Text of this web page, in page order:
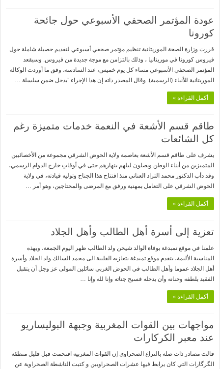
عودة المؤتمر الصحفي الأسبوعي حول جائحة
كورونا
قررت وزارة الصحة الموريتانية تنظيم مؤتمر صحفي أسبوعي لتقديم حصيلة شاملة حول
فيروس كورونا في موريتانيا ، وذلك بالتزامن مع موجة جديدة من فيروس. وسيقعد
المؤتمر الصحفي الأسبوعي مساء كل يوم خميس، عند السادسة، وفق ما أوردت الوكالة
الموريتانية للأنباء (الرسمية). وقال المصدر ذاته إن هذا الإجراء ”يدخل ضمن سلسلة …
أكمل القراءة »
طاقم قسم الأشعة في النعمة خدمات متميزة رغم
كل الشائعات
يشرف على طاقم قسم الأشعة بعاصمة ولاية الحوض الشرقي مجموعة من الأخصائيين
المتميزين من أبناء الوطن ويصلون ليلهم بنهارهم حتى في أوقاتٍ خارج الدوام الرسمي،
وقد دأب الدكتور محمد التراد العناني منذ افتتاح هذا الجناح وتوليه قيادته، في ولاية
الحوض الشرقي على التعامل بمهنية ورفق مع المرضى والمحتاجين، وهو أمر …
أكمل القراءة »
تعزية إلى أسرة أهل الطالب وأهل الجلاد
علمنا في موقع تمبدغة بوفاة الوالد شيخن ولد الطالب ظهر اليوم الجمعة، وبهذه
المناسبة الأليمة، يتقدم موقع تمبدغة بتعازيه القلبية الى محمد السالك ولد الجلاد وأسرة
أهل الجلاد عموما وأهل الطالب في الحوض الغربي سائلين المولى عز وجل أن يتقبل
الفقيد بلطفه وحنانه وأن يدخله فسيح جناته وإنا لله وإنا …
أكمل القراءة »
مواجهات بين القوات المغربية وجبهة البوليساريو
عند معبر الكركارات
قالت مصادر ذات صلة بالنزاع الصحراوي إن القوات المغربية اقتحمت قبل قليل منطقة
الگرگارات التي كان يرابط فيها عشرات الصحراويين و كتبت الناشطة الصحراوية عن